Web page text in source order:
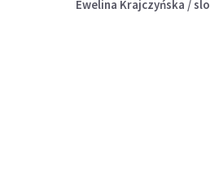
Ewelina Krajczyńska / slo